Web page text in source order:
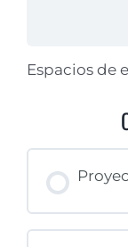
Espacios de